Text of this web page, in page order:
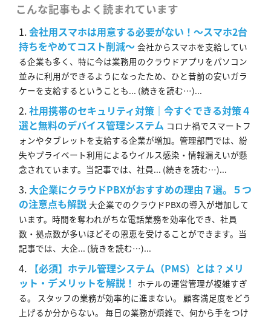
こんな記事もよく読まれています
会社用スマホは用意する必要がない！～スマホ2台
持ちをやめてコスト削減～ 会社からスマホを支給してい
る企業も多く、特に今は業務用のクラウドアプリをパソコン
並みに利用ができるようになったため、ひと昔前の安いガラ
ケーを支給するということも... (続きを読む…)...
社用携帯のセキュリティ対策｜今すぐできる対策４
選と無料のデバイス管理システム コロナ禍でスマートフ
ォンやタブレットを支給する企業が増加。管理部門では、紛
失やプライベート利用によるウイルス感染・情報漏えいが懸
念されています。当記事では、社員... (続きを読む…)...
大企業にクラウドPBXがおすすめの理由７選。５つ
の注意点も解説 大企業でのクラウドPBXの導入が増加して
います。時間を奪われがちな電話業務を効率化でき、社員
数・拠点数が多いほどその恩恵を受けることができます。当
記事では、大企... (続きを読む…)...
【必須】ホテル管理システム（PMS）とは？メリ
ット・デメリットを解説！ ホテルの運営管理が複雑すぎ
る。 スタッフの業務が効率的に進まない。 顧客満足度をどう
上げるか分からない。 毎日の業務が煩雑で、何から手をつけ